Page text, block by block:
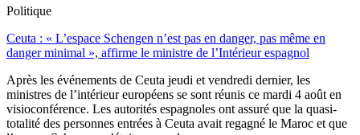
Politique
Ceuta : « L’espace Schengen n’est pas en danger, pas même en
danger minimal », affirme le ministre de l’Intérieur espagnol
Après les événements de Ceuta jeudi et vendredi dernier, les
ministres de l’intérieur européens se sont réunis ce mardi 4 août en
visioconférence. Les autorités espagnoles ont assuré que la quasi-
totalité des personnes entrées à Ceuta avait regagné le Maroc et que